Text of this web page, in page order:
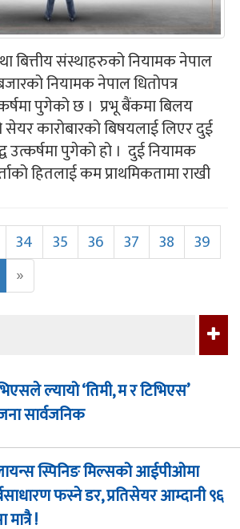
बित्तीय संस्थाहरुको नियामक नेपाल
बजारको नियामक नेपाल धितोपत्र
पुगेको छ । प्रभू बैंकमा बिलय
कारोबारको बिषयलाई लिएर दुई
उत्कर्षमा पुगेको हो । दुई नियामक
हितलाई कम प्राथमिकतामा राखी
34 35 36 37 38
39
»
ल्यायो ‘तिमी, म र टिभिएस’
सार्वजनिक
स्पिनिङ मिल्सको आईपीओमा
फस्ने डर, प्रतिसेयर आम्दानी ९६
मात्रै !